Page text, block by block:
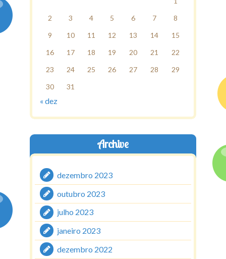
2
3 4 5 6 7
8
9
10 11 12 13 14
15
16
17 18 19 20 21
22
23
24 25 26 27 28
29
30
31
« dez
Archive
dezembro 2023
outubro 2023
julho 2023
janeiro 2023
dezembro 2022